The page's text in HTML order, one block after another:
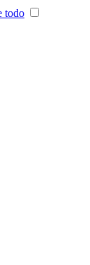
todo